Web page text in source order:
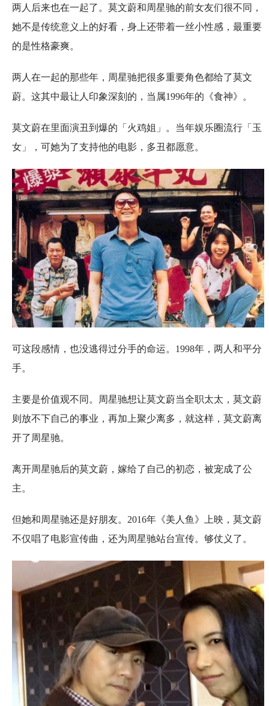
两人后来也在一起了。莫文蔚和周星驰的前女友们很不同，
她不是传统意义上的好看，身上还带着一丝小性感，最重要
的是性格豪爽。
两人在一起的那些年，周星驰把很多重要角色都给了莫文
蔚。这其中最让人印象深刻的，当属1996年的《食神》。
莫文蔚在里面演丑到爆的「火鸡姐」。当年娱乐圈流行「玉
女」，可她为了支持他的电影，多丑都愿意。
可这段感情，也没逃得过分手的命运。1998年，两人和平分
手。
主要是价值观不同。周星驰想让莫文蔚当全职太太，莫文蔚
则放不下自己的事业，再加上聚少离多，就这样，莫文蔚离
开了周星驰。
离开周星驰后的莫文蔚，嫁给了自己的初恋，被宠成了公
主。
但她和周星驰还是好朋友。2016年《美人鱼》上映，莫文蔚
不仅唱了电影宣传曲，还为周星驰站台宣传。够仗义了。